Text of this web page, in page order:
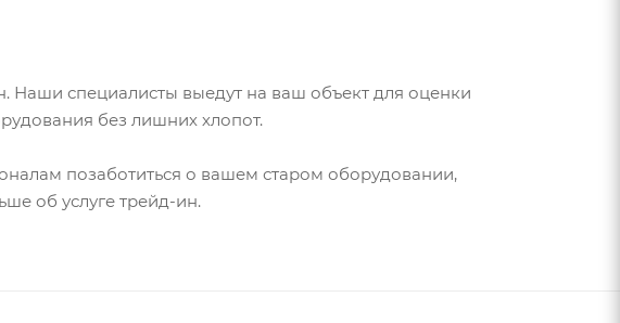
Наши специалисты выедут на ваш объект для оценки
без лишних хлопот.
позаботиться о вашем старом оборудовании,
об услуге трейд-ин.